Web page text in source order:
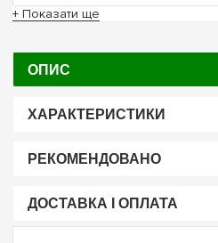
+ Показати ще
ОПИС
ХАРАКТЕРИСТИКИ
РЕКОМЕНДОВАНО
ДОСТАВКА І ОПЛАТА